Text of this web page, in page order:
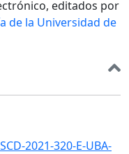
editados por
de la Universidad de
2021-320-E-UBA-